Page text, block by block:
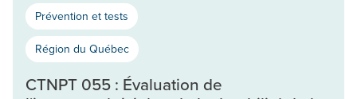
Prévention et tests
Région du Québec
CTNPT 055 : Évaluation de